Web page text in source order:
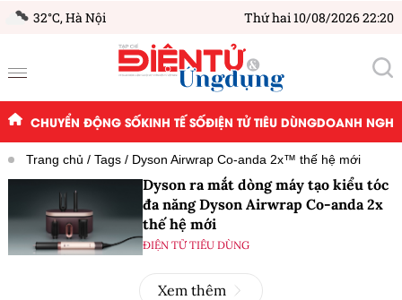
32°C,Hà Nội Thứ hai 10/08/2026 22:20
CHUYỂN ĐỘNG SỐKINH TẾ SỐĐIỆN TỬ TIÊU DÙNGDOANH
Trang chủ Tags Dyson Airwrap Co-anda 2x™ thế hệ mới
Dyson ra mắt dòng máy tạo kiểu tóc
đa năng Dyson Airwrap Co-anda 2x
thế hệ mới
ĐIỆN TỬ TIÊU DÙNG
Xem thêm